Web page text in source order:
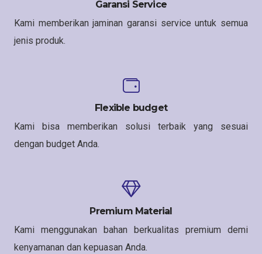
Garansi Service
Kami memberikan jaminan garansi service untuk semua
jenis produk.
Flexible budget
Kami bisa memberikan solusi terbaik yang sesuai
dengan budget Anda.
Premium Material
Kami menggunakan bahan berkualitas premium demi
kenyamanan dan kepuasan Anda.